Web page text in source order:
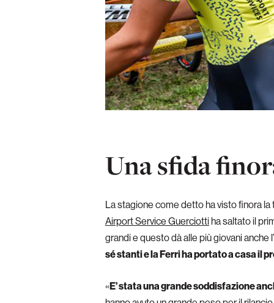
Una sfida
La stagione come detto ha visto finora
Airport Service Guerciottiha saltato il
grandi e questo dà alle più giovani
sé stanti e la Ferri ha portato a casa il
«E’ stata una grande soddisfazione